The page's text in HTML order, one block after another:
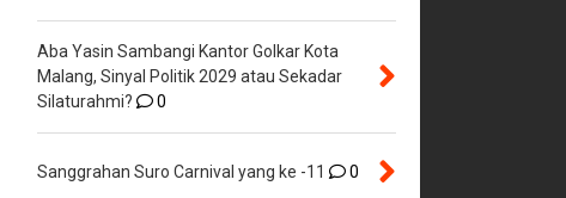
Aba Yasin Sambangi Kantor Golkar Kota
Malang, Sinyal Politik 2029 atau Sekadar
Silaturahmi?
0
Sanggrahan Suro Carnival yang ke -11 0